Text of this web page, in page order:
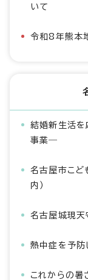
いて
令和8年熊本
結婚新生活
事業―
名古屋市こど
内）
名古屋城現天
熱中症を予防
これからの暑